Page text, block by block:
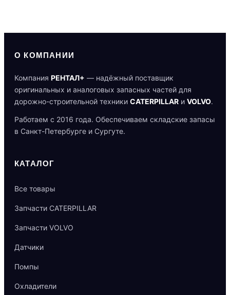
О КОМПАНИИ
Компания РЕНТАЛ+ — надёжный поставщик
оригинальных и аналоговых запасных частей для
дорожно-строительной техники CATERPILLAR и VOLVO.
Работаем с 2016 года. Обеспечиваем складские запасы
в Санкт-Петербурге и Сургуте.
КАТАЛОГ
Все товары
Запчасти CATERPILLAR
Запчасти VOLVO
Датчики
Помпы
Охладители